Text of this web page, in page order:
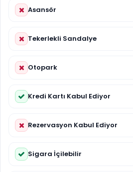
Asansör
Tekerlekli Sandalye
Otopark
Kredi Kartı Kabul Ediyor
Rezervasyon Kabul Ediyor
Sigara İçilebilir